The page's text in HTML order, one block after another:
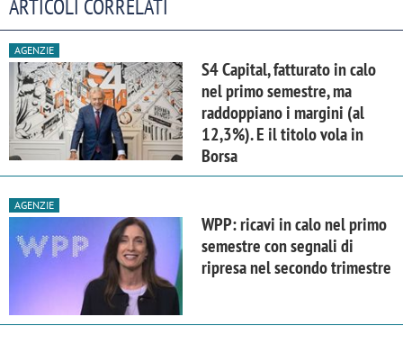
ARTICOLI CORRELATI
AGENZIE
S4 Capital, fatturato in calo
nel primo semestre, ma
raddoppiano i margini (al
12,3%). E il titolo vola in
Borsa
AGENZIE
WPP: ricavi in calo nel primo
semestre con segnali di
ripresa nel secondo trimestre